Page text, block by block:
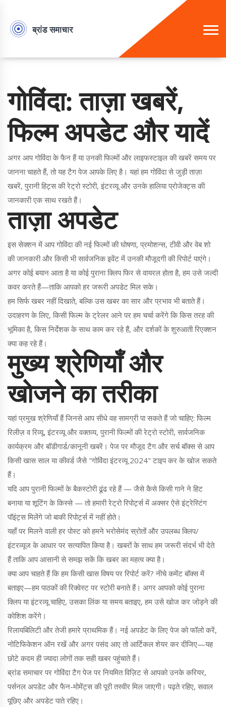
गोविंदा: ताज़ा खबरें,
फिल्म अपडेट और यादें
अगर आप गोविंदा के फैन हैं या उनकी फिल्मों और लाइफस्टाइल की खबरें समय पर
जानना चाहते हैं, तो यह टैग पेज आपके लिए है। यहां हम गोविंदा से जुड़ी ताज़ा
खबरें, पुरानी हिट्स की रेट्रो स्टोरी, इंटरव्यू और उनके हालिया प्रोजेक्ट्स की
जानकारी एक साथ रखते हैं।
ताज़ा अपडेट
इस सेक्शन में आप गोविंदा की नई फिल्मों की घोषणा, प्रमोशन्स, टीवी और वेब शो
की जानकारी और किसी भी सार्वजनिक इवेंट में उनकी मौजूदगी की रिपोर्ट पाएंगे।
अगर कोई बयान आता है या कोई पुराना क्लिप फिर से वायरल होता है, हम उसे जल्दी
कवर करते हैं—ताकि आपको हर जरूरी अपडेट मिल सके।
हम सिर्फ खबर नहीं दिखाते, बल्कि उस खबर का सार और प्रभाव भी बताते हैं।
उदाहरण के लिए, किसी फिल्म के ट्रेलर आने पर हम चर्चा करेंगे कि किस तरह की
भूमिका है, किस निर्देशक के साथ काम कर रहे हैं, और दर्शकों के शुरुआती रिएक्शन
क्या कह रहे हैं।
मुख्य श्रेणियाँ और
खोजने का तरीका
यहां प्रमुख श्रेणियाँ हैं जिनसे आप सीधे वह सामग्री पा सकते हैं जो चाहिए: फिल्म
रिलीज़ व रिव्यू, इंटरव्यू और वक्तव्य, पुरानी फिल्मों की रेट्रो स्टोरी, सार्वजनिक
कार्यक्रम और बॉडीगार्ड/कानूनी खबरें। पेज पर मौजूद टैग और सर्च बॉक्स से आप
किसी खास साल या कीवर्ड जैसे "गोविंदा इंटरव्यू 2024" टाइप कर के खोज सकते
हैं।
यदि आप पुरानी फिल्मों के बैकस्टोरी ढूंढ रहे हैं — जैसे कैसे किसी गाने ने हिट
बनाया या शूटिंग के किस्से — तो हमारी रेट्रो रिपोर्ट्स में अक्सर ऐसे इंट्रेस्टिंग
पॉइंट्स मिलेंगे जो बाकी रिपोर्ट्स में नहीं होते।
यहाँ पर मिलने वाली हर पोस्ट को हमने भरोसेमंद स्रोतों और उपलब्ध क्लिप/
इंटरव्यूज के आधार पर सत्यापित किया है। खबरों के साथ हम जरूरी संदर्भ भी देते
हैं ताकि आप आसानी से समझ सकें कि खबर का महत्व क्या है।
क्या आप चाहते हैं कि हम किसी खास विषय पर रिपोर्ट करें? नीचे कमेंट बॉक्स में
बताइए—हम पाठकों की रिक्वेस्ट पर स्टोरी बनाते हैं। अगर आपको कोई पुराना
क्लिप या इंटरव्यू चाहिए, उसका लिंक या समय बताइए, हम उसे खोज कर जोड़ने की
कोशिश करेंगे।
रिलायबिलिटी और तेजी हमारे प्राथमिक हैं। नई अपडेट के लिए पेज को फॉलो करें,
नोटिफिकेशन ऑन रखें और अगर पसंद आए तो आर्टिकल शेयर कर दीजिए—यह
छोटे कदम ही ज्यादा लोगों तक सही खबर पहुंचाते हैं।
ब्रांड समाचार पर गोविंदा टैग पेज पर नियमित विज़िट से आपको उनके करियर,
पर्सनल अपडेट और फैन-मोमेंट्स की पूरी तस्वीर मिल जाएगी। पढ़ते रहिए, सवाल
पूछिए और अपडेट पाते रहिए।